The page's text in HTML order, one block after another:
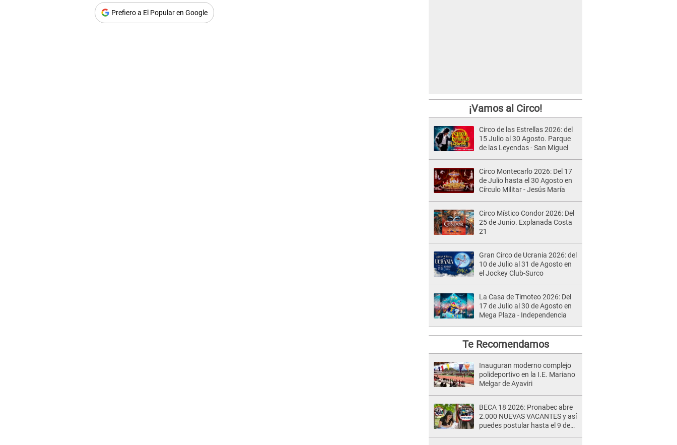
Prefiero a El Popular en Google
¡Vamos al Circo!
Circo de las Estrellas 2026: del
15 Julio al 30 Agosto. Parque
de las Leyendas - San Miguel
Circo Montecarlo 2026: Del 17
de Julio hasta el 30 Agosto en
Círculo Militar - Jesús María
Circo Místico Condor 2026: Del
25 de Junio. Explanada Costa
21
Gran Circo de Ucrania 2026: del
10 de Julio al 31 de Agosto en
el Jockey Club-Surco
La Casa de Timoteo 2026: Del
17 de Julio al 30 de Agosto en
Mega Plaza - Independencia
Te Recomendamos
Inauguran moderno complejo
polideportivo en la I.E. Mariano
Melgar de Ayaviri
BECA 18 2026: Pronabec abre
2.000 NUEVAS VACANTES y así
puedes postular hasta el 9 de